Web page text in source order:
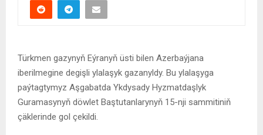
Türkmen gazynyň Eýranyň üsti bilen Azerbaýjana
iberilmegine degişli ylalaşyk gazanyldy. Bu ylalaşyga
paýtagtymyz Aşgabatda Ykdysady Hyzmatdaşlyk
Guramasynyň döwlet Baştutanlarynyň 15-nji sammitiniň
çäklerinde gol çekildi.